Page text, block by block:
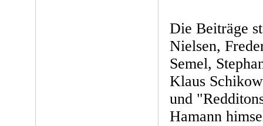
Die Beiträge
Nielsen,
Semel,
Klaus
und
Hamann